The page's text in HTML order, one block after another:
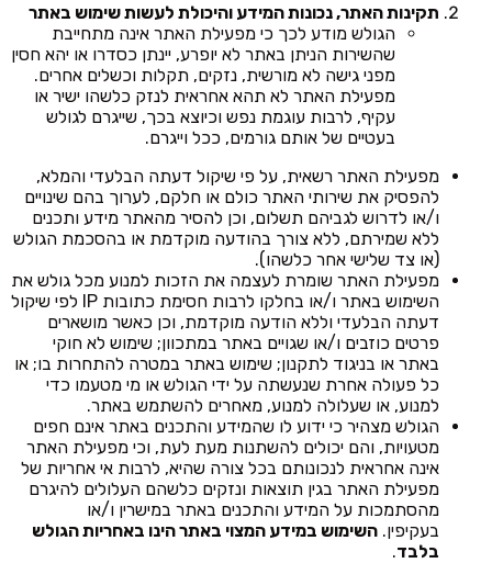
תקינות האתר, נכונות המידע והיכולת לעשות שימוש באתר
הגולש מודע לכך כי מפעילת האתר אינה מתחייבת
שהשירות הניתן באתר לא יופרע, יינתן כסדרו או יהא חסין
מפני גישה לא מורשית, נזקים, תקלות וכשלים אחרים.
מפעילת האתר לא תהא אחראית לנזק כלשהו ישיר או
עקיף, לרבות עוגמת נפש וכיוצא בכך, שייגרם לגולש
בעטיים של אותם גורמים, ככל וייגרם.
מפעילת האתר רשאית, על פי שיקול דעתה הבלעדי והמלא,
להפסיק את שירותי האתר כולם או חלקם, לערוך בהם שינויים
ו/או לדרוש לגביהם תשלום, וכן להסיר מהאתר מידע ותכנים
ללא שמירתם, ללא צורך בהודעה מוקדמת או בהסכמת הגולש
(או צד שלישי אחר כלשהו).
מפעילת האתר שומרת לעצמה את הזכות למנוע מכל גולש את
השימוש באתר ו/או בחלקו לרבות חסימת כתובות IP לפי שיקול
דעתה הבלעדי וללא הודעה מוקדמת, וכן כאשר מושארים
פרטים כוזבים ו/או שגויים באתר במתכוון; שימוש לא חוקי
באתר או בניגוד לתקנון; שימוש באתר במטרה להתחרות בו; או
כל פעולה אחרת שנעשתה על ידי הגולש או מי מטעמו כדי
למנוע, או שעלולה למנוע, מאחרים להשתמש באתר.
הגולש מצהיר כי ידוע לו שהמידע והתכנים באתר אינם חפים
מטעויות, והם יכולים להשתנות מעת לעת, וכי מפעילת האתר
אינה אחראית לנכונותם בכל צורה שהיא, לרבות אי אחריות של
מפעילת האתר בגין תוצאות ונזקים כלשהם העלולים להיגרם
מהסתמכות על המידע והתכנים באתר במישרין ו/או
בעקיפין. השימוש במידע המצוי באתר הינו באחריות הגולש
בלבד.